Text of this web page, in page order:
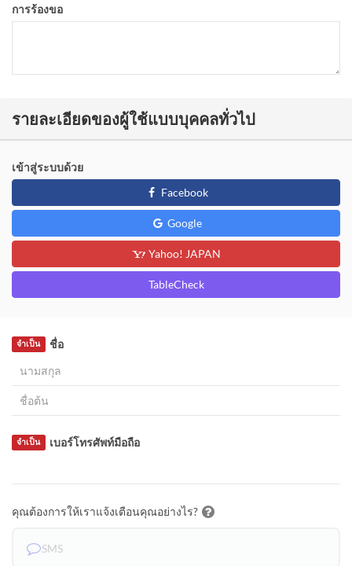
การร้องขอ
รายละเอียดของผู้ใช้แบบบุคคลทั่วไป
เข้าสู่ระบบด้วย
Facebook
Google
Yahoo! JAPAN
TableCheck
ชื่อ
จำเป็น
เบอร์โทรศัพท์มือถือ
จำเป็น
คุณต้องการให้เราแจ้งเตือนคุณอย่างไร?
SMS